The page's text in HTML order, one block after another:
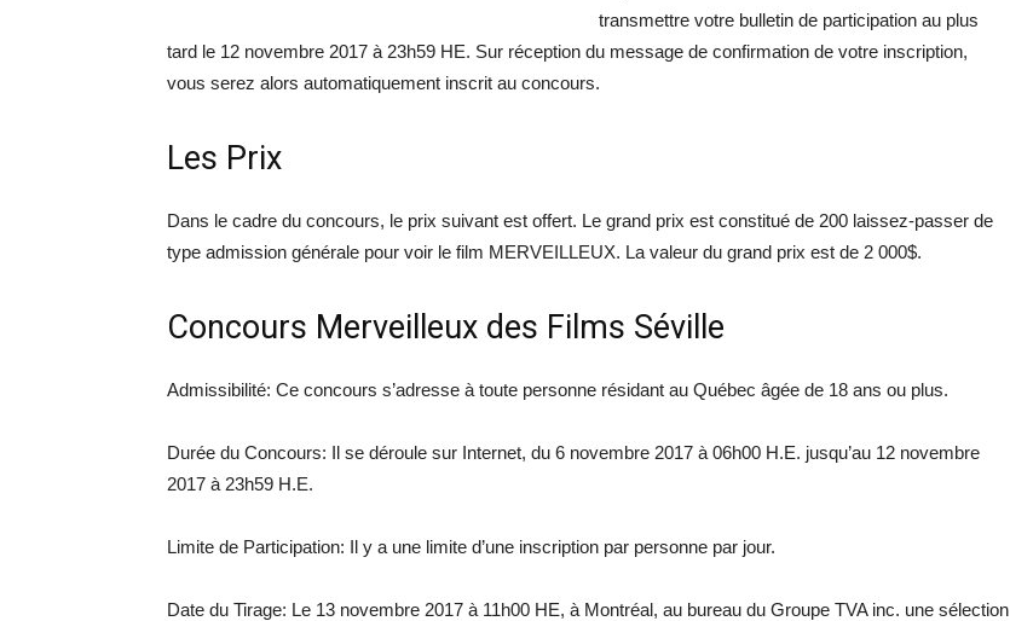
transmettre votre bulletin de participation au plus
tard le 12 novembre 2017 à 23h59 HE. Sur réception du message de confirmation de votre inscription,
vous serez alors automatiquement inscrit au concours.
Les Prix
Dans le cadre du concours, le prix suivant est offert. Le grand prix est constitué de 200 laissez-passer de
type admission générale pour voir le film MERVEILLEUX. La valeur du grand prix est de 2 000$.
Concours Merveilleux des Films Séville
Admissibilité: Ce concours s’adresse à toute personne résidant au Québec âgée de 18 ans ou plus.
Durée du Concours: Il se déroule sur Internet, du 6 novembre 2017 à 06h00 H.E. jusqu’au 12 novembre
2017 à 23h59 H.E.
Limite de Participation: Il y a une limite d’une inscription par personne par jour.
Date du Tirage: Le 13 novembre 2017 à 11h00 HE, à Montréal, au bureau du Groupe TVA inc. une sélection